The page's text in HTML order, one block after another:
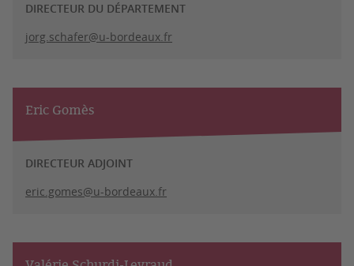
DIRECTEUR DU DÉPARTEMENT
jorg.schafer@u-bordeaux.fr
Eric Gomès
DIRECTEUR ADJOINT
eric.gomes@u-bordeaux.fr